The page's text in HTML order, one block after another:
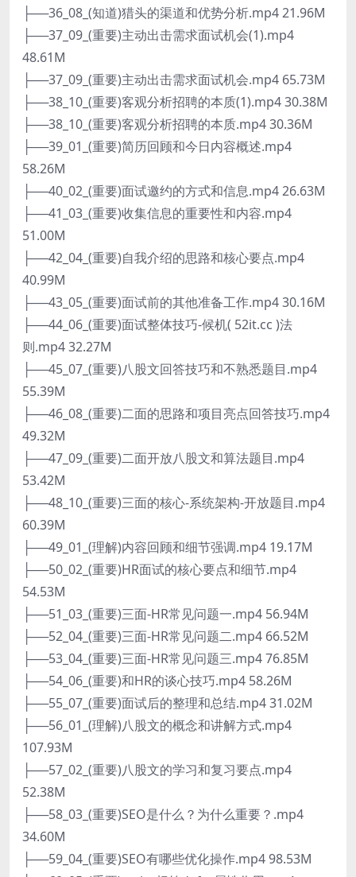
├──36_08_(知道)猎头的渠道和优势分析.mp4 21.96M
├──37_09_(重要)主动出击需求面试机会(1).mp4
48.61M
├──37_09_(重要)主动出击需求面试机会.mp4 65.73M
├──38_10_(重要)客观分析招聘的本质(1).mp4 30.38M
├──38_10_(重要)客观分析招聘的本质.mp4 30.36M
├──39_01_(重要)简历回顾和今日内容概述.mp4
58.26M
├──40_02_(重要)面试邀约的方式和信息.mp4 26.63M
├──41_03_(重要)收集信息的重要性和内容.mp4
51.00M
├──42_04_(重要)自我介绍的思路和核心要点.mp4
40.99M
├──43_05_(重要)面试前的其他准备工作.mp4 30.16M
├──44_06_(重要)面试整体技巧-候机( 52it.cc )法
则.mp4 32.27M
├──45_07_(重要)八股文回答技巧和不熟悉题目.mp4
55.39M
├──46_08_(重要)二面的思路和项目亮点回答技巧.mp4
49.32M
├──47_09_(重要)二面开放八股文和算法题目.mp4
53.42M
├──48_10_(重要)三面的核心-系统架构-开放题目.mp4
60.39M
├──49_01_(理解)内容回顾和细节强调.mp4 19.17M
├──50_02_(重要)HR面试的核心要点和细节.mp4
54.53M
├──51_03_(重要)三面-HR常见问题一.mp4 56.94M
├──52_04_(重要)三面-HR常见问题二.mp4 66.52M
├──53_04_(重要)三面-HR常见问题三.mp4 76.85M
├──54_06_(重要)和HR的谈心技巧.mp4 58.26M
├──55_07_(重要)面试后的整理和总结.mp4 31.02M
├──56_01_(理解)八股文的概念和讲解方式.mp4
107.93M
├──57_02_(重要)八股文的学习和复习要点.mp4
52.38M
├──58_03_(重要)SEO是什么？为什么重要？.mp4
34.60M
├──59_04_(重要)SEO有哪些优化操作.mp4 98.53M